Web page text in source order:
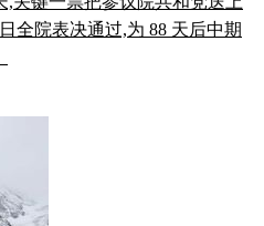
全院表决通过,为 88 天后中期